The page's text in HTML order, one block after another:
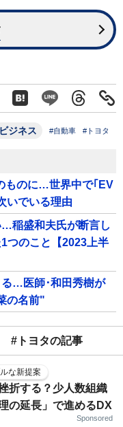
ビジネス #自動車 #トヨタ
ものに…世界中で｢EV
いでいる理由
稲盛和夫氏が断言し
つのこと【2023上半
る…医師･和田秀樹が
の名前"
#トヨタの記事
な新提案
折する？少人数組織
の延長」で進めるDX
Sponsored